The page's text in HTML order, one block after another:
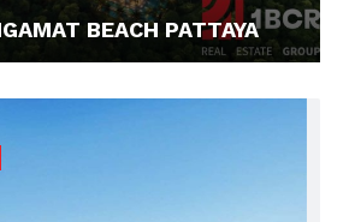
BEACH PATTAYA